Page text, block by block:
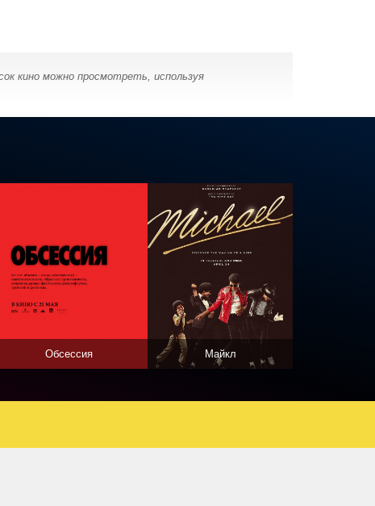
кино можно просмотреть, используя
Обсессия Майкл